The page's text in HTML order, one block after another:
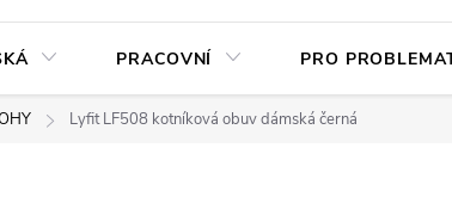
PRACOVNÍ PRO
Lyfit LF508 kotníková obuv dámská černá